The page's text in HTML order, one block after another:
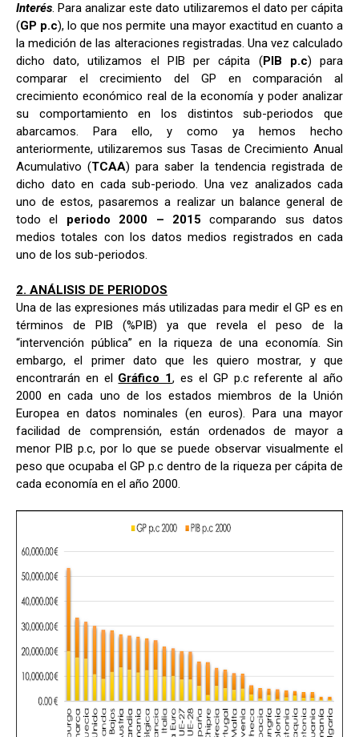
Interés. Para analizar este dato utilizaremos el dato per cápita
(GP p.c), lo que nos permite una mayor exactitud en cuanto a
la medición de las alteraciones registradas. Una vez calculado
dicho dato, utilizamos el PIB per cápita (PIB p.c) para
comparar el crecimiento del GP en comparación al
crecimiento económico real de la economía y poder analizar
su comportamiento en los distintos sub-periodos que
abarcamos. Para ello, y como ya hemos hecho
anteriormente, utilizaremos sus Tasas de Crecimiento Anual
Acumulativo (TCAA) para saber la tendencia registrada de
dicho dato en cada sub-periodo. Una vez analizados cada
uno de estos, pasaremos a realizar un balance general de
todo el periodo 2000 – 2015 comparando sus datos
medios totales con los datos medios registrados en cada
uno de los sub-periodos.
2. ANÁLISIS DE PERIODOS
Una de las expresiones más utilizadas para medir el GP es en
términos de PIB (%PIB) ya que revela el peso de la
“intervención pública” en la riqueza de una economía. Sin
embargo, el primer dato que les quiero mostrar, y que
encontrarán en el Gráfico 1, es el GP p.c referente al año
2000 en cada uno de los estados miembros de la Unión
Europea en datos nominales (en euros). Para una mayor
facilidad de comprensión, están ordenados de mayor a
menor PIB p.c, por lo que se puede observar visualmente el
peso que ocupaba el GP p.c dentro de la riqueza per cápita de
cada economía en el año 2000.